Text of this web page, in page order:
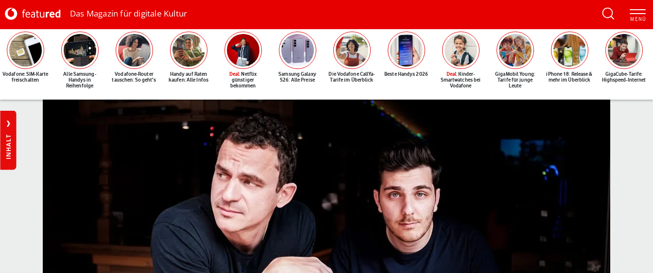
Das Magazin für digitale Kultur
Vodafone: SIM-Karte
freischalten
Alle Samsung-
Handys in
Reihenfolge
Vodafone-Router
tauschen: So geht's
Handy auf Raten
kaufen: Alle Infos
Deal: Netflix
günstiger
bekommen
Samsung Galaxy
S26: Alle Preise
Die Vodafone CallYa-
Tarife im Überblick
Beste Handys 2026 Deal: Kinder-
Smartwatches bei
Vodafone
GigaMobil Young:
Tarife für junge
Leute
iPhone 18: Release &
mehr im Überblick
GigaCube-Tarife:
Highspeed-Internet
INHALT